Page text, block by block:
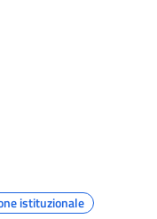
istituzionale